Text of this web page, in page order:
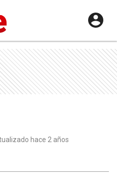
hace 2 años